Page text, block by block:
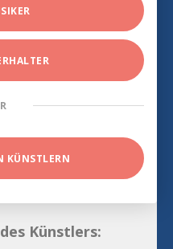
KÜNSTLERN
Künstlers: